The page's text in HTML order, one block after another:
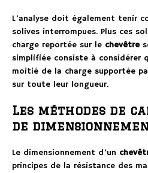
L’analyse doit également tenir
solives interrompues. Plus ces
charge reportée sur le chevêtre
simplifiée consiste à considérer
moitié de la charge supportée
sur toute leur longueur.
Les méthodes de
de
Le dimensionnement d’un
principes de la résistance des